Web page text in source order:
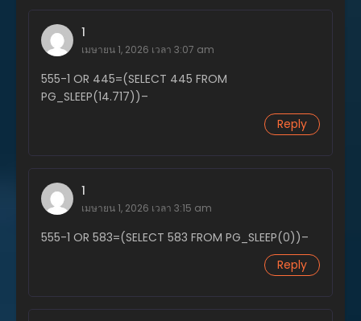
ตอนที่ 7
พฤศจิกายน 20, 2023
ตอนที่ 6
พฤศจิกายน 20, 2023
ตอนที่ 5
ตอนที่ 4
พฤศจิกายน 20, 2023
ตอนที่ 3
1
เมษายน 1, 2026 เวลา 3:07 am
555-1 OR 445=(SELECT 445 FROM
PG_SLEEP(14.717))–
Reply
1
เมษายน 1, 2026 เวลา 3:15 am
555-1 OR 583=(SELECT 583 FROM PG_SLEEP(0))–
Reply